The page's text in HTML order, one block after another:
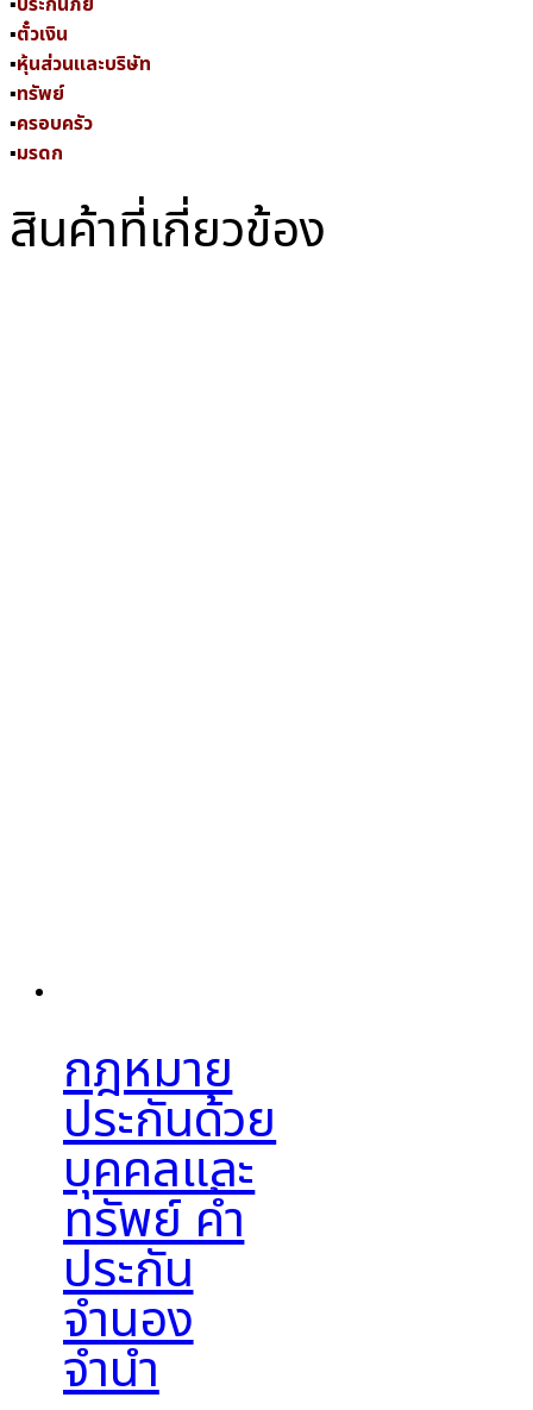
▪ตั๋วเงิน
▪หุ้นส่วนและบริษัท
▪ทรัพย์
▪ครอบครัว
▪มรดก
สินค้าที่เกี่ยวข้อง
กฎหมาย
ประกันด้วย
บุคคลและ
ทรัพย์ ค้ำ
ประกัน
จำนอง
จำนำ